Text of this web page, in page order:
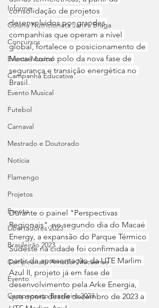
Informe
Coluna Nutricionista Janira Braga
Concursos
Evento Musical
Campanha Educativa
Evento Musical
Futebol
Carnaval
Mestrado e Doutorado
Notícia
Flamengo
Projetos
Evento
Libertadores 2023
Brasileirão 2023
Campeonato Amador Macaense
Evento
Campeonato Brasileiro.2023
consolidação de projetos
desenvolvidos por grandes
companhias que operam a nível
global, fortalece o posicionamento de
Macaé como polo da nova fase de
segurança e transição energética no
Brasil.
Durante o painel "Perspectivas
Regionais", no segundo dia do Macaé
Energy, a expansão do Parque Térmico
Sudeste na cidade foi confirmada a
partir da apresentação da UTE Marlim
Azul II, projeto já em fase de
desenvolvimento pela Arke Energia,
que opera desde dezembro de 2023 a